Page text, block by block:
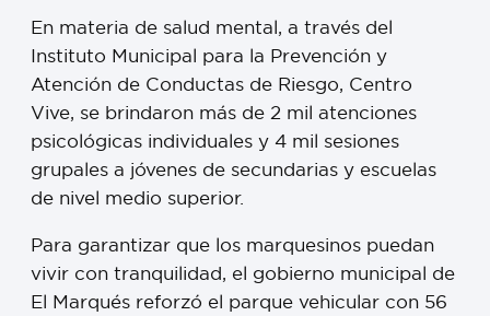
En materia de salud mental, a través del
Instituto Municipal para la Prevención y
Atención de Conductas de Riesgo, Centro
Vive, se brindaron más de 2 mil atenciones
psicológicas individuales y 4 mil sesiones
grupales a jóvenes de secundarias y escuelas
de nivel medio superior.
Para garantizar que los marquesinos puedan
vivir con tranquilidad, el gobierno municipal de
El Marqués reforzó el parque vehicular con 56